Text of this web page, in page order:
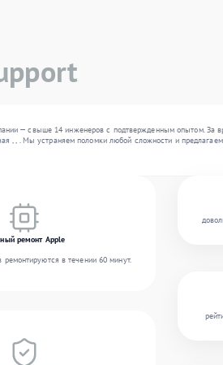
— свыше 14 инженеров с подтвержденным опытом. За
, , . Мы устраняем поломки любой сложности и
ремонт Apple
ремонтируются в течении 60 минут.